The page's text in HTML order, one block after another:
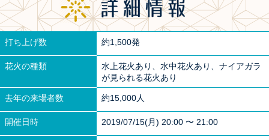
打ち上げ数 約1,500発
花火の種類
水上花火あり、水中花火あり、ナイアガラ
が見られる花火あり
去年の来場者数 約15,000人
開催日時 2019/07/15(月) 20:00 〜 21:00